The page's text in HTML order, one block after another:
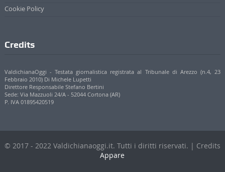
Cookie Policy
Credits
ValdichianaOggi - Testata giornalistica registrata al Tribunale di Arezzo (n.4, 23
Febbraio 2010) Di Michele Lupetti
Direttore Responsabile Stefano Bertini
Sede: Via Mazzuoli 24/A - 52044 Cortona (AR)
P. IVA 01895420519
© 2017 - 2022 Valdichianaoggi.it. Tutti i diritti riservati. | Credits
Appare